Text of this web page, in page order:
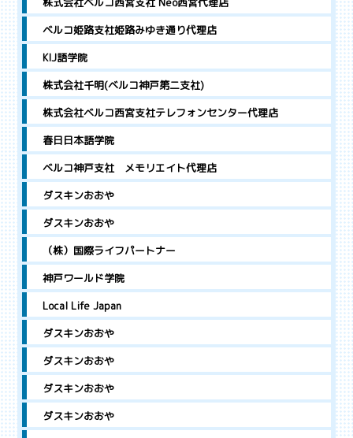
ベルコ姫路支社姫路みゆき通り代理店
KIJ語学院
株式会社千明(ベルコ神戸第二支社)
株式会社ベルコ西宮支社テレフォンセンター代理店
春日日本語学院
ベルコ神戸支社 メモリエイト代理店
ダスキンおおや
ダスキンおおや
（株）国際ライフパートナー
神戸ワールド学院
Local Life Japan
ダスキンおおや
ダスキンおおや
ダスキンおおや
ダスキンおおや